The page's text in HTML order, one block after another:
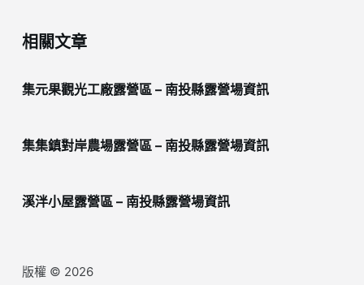
相關文章
集元果觀光工廠露營區 – 南投縣露營場資訊
集集鎮對岸農場露營區 – 南投縣露營場資訊
溪泮小屋露營區 – 南投縣露營場資訊
版權 © 2026